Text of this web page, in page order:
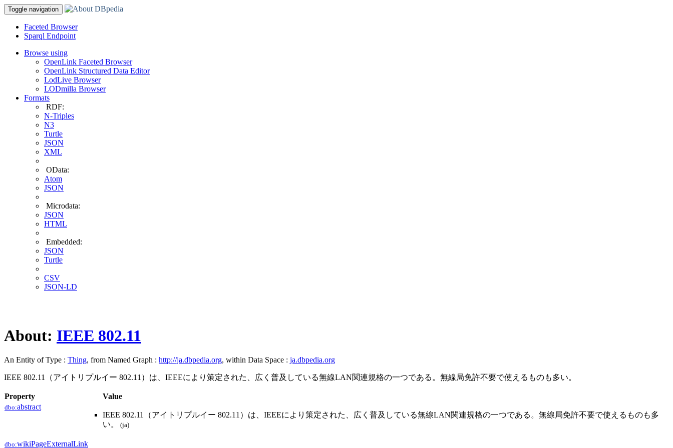
Toggle navigation
Faceted Browser
Sparql Endpoint
Browse using
OpenLink Faceted Browser
OpenLink Structured Data Editor
LodLive Browser
LODmilla Browser
Formats
RDF:
N-Triples
N3
Turtle
JSON
XML
OData:
Atom
JSON
Microdata:
JSON
HTML
Embedded:
JSON
Turtle
CSV
JSON-LD
About: IEEE 802.11
An Entity of Type : Thing, from Named Graph : http://ja.dbpedia.org, within Data Space : ja.dbpedia.org
IEEE 802.11（アイトリプルイー 802.11）は、IEEEにより策定された、広く普及している無線LAN関連規格の一つである。無線局免許不要で使えるものも多い。
Property Value
dbo:abstract
IEEE 802.11（アイトリプルイー 802.11）は、IEEEにより策定された、広く普及している無線LAN関連規格の一つである。無線局免許不要で使えるものも多
い。
(ja)
dbo:wikiPageExternalLink